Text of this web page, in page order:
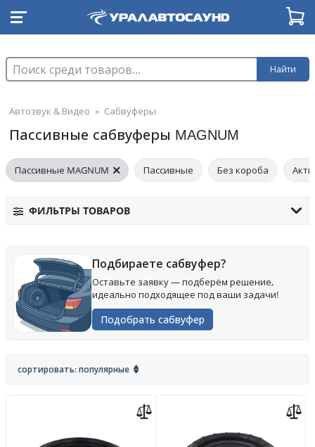
Найти
Автозвук & Видео » Сабвуферы
Пассивные сабвуферы MAGNUM
Пассивные MAGNUM Пассивные Без короба
ФИЛЬТРЫ ТОВАРОВ
Подбираете сабвуфер?
Оставьте заявку — подберём решение,
идеально подходящее под ваши задачи!
Подобрать сабвуфер
сортировать: популярные